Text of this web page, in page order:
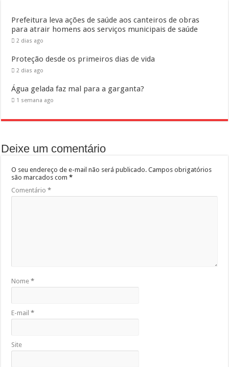
Prefeitura leva ações de saúde aos canteiros de obras
para atrair homens aos serviços municipais de saúde
2 dias ago
Proteção desde os primeiros dias de vida
2 dias ago
Água gelada faz mal para a garganta?
1 semana ago
Deixe um comentário
O seu endereço de e-mail não será publicado. Campos obrigatórios
são marcados com*
Comentário*
Nome*
E-mail*
Site